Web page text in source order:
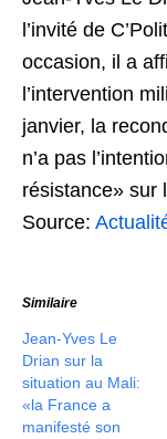
l’invité de
occasion, il a
l’intervention
janvier, la
n’a pas
résistance» sur
Source:
Similaire
Jean-Yves Le
Drian sur la
situation au Mali:
«la France a
manifesté son